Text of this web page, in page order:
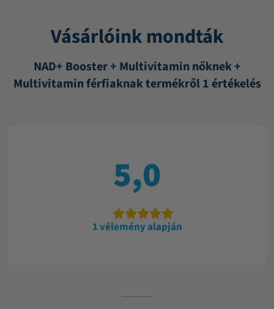
Vásárlóink mondták
NAD+ Booster + Multivitamin nőknek +
Multivitamin férfiaknak termékről 1 értékelés
5,0
1 vélemény alapján